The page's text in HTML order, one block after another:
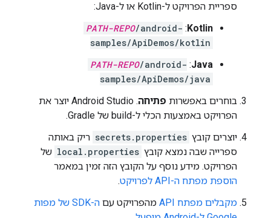
ספריית הפרויקט ל-Kotlin או ל-Java:
Kotlin
:
PATH-REPO/android-
samples/ApiDemos/kotlin
Java
:
PATH-REPO/android-
samples/ApiDemos/java
בוחרים באפשרות פתיחה
. Android Studio יוצר את
הפרויקט באמצעות הכלי ל-build של Gradle.
יוצרים קובץ secrets.properties ריק באותה
ספרייה שבה נמצא קובץ local.properties של
הפרויקט. מידע נוסף על הקובץ הזה זמין במאמר
הוספת מפתח ה-API לפרויקט
.
מקבלים מפתח API
מהפרויקט עם
ה-SDK של מפות